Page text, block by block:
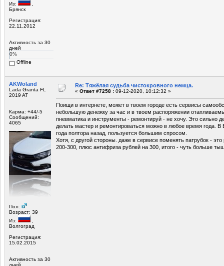
Из:
Брянск
Регистрация:
22.11.2012
Активность за 30
дней
0%
Offline
AKWoland
Lada Granta FL
2019 AT
Карма: +44/-5
Сообщений:
4065
Пол:
Возраст: 39
Из:
Волгоград
Регистрация:
15.02.2015
Активность за 30
дней
Re: Тяжёлая судьба чистокровного немца.
« Ответ #7258 : 09-12-2020, 10:12:32 »
Поищи в интернете, может в твоем городе есть сервисы
небольшую денежку за час и в твоем распоряжении
пневматика и инструменты - ремонтируй - не хочу. Это сильно
делать мастер и ремонтироваться можно в любое время года. В
года полтора назад, пользуется большим спросом.
Хотя, с другой стороны. даже в сервисе поменять патрубок -
200-300, плюс антифриза рублей на 300, итого - чуть больше